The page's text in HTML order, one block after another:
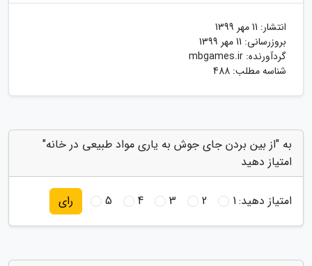
انتشار: 11 مهر 1399
بروزرسانی: 11 مهر 1399
گردآورنده: mbgames.ir
شناسه مطلب: 488
به "از بین بردن جای جوش به یاری مواد طبیعی در خانه"
امتیاز دهید
امتیاز دهید:1
2
3
4
5 رای